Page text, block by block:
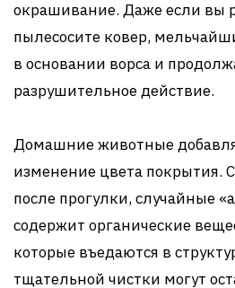
окрашивание. Даже если вы
пылесосите ковер,
в основании ворса и
разрушительное действие.
Домашние животные
изменение цвета покрытия.
после прогулки, случайные
содержит органические
которые въедаются в
тщательной чистки могут